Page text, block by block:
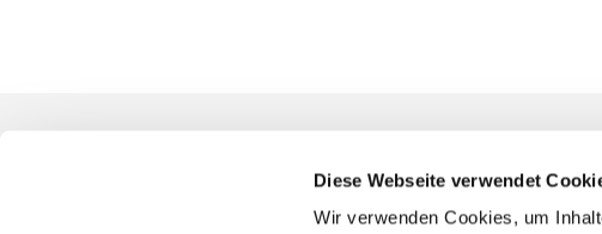
Diese Webseite verwendet
Wir verwenden Cookies, um